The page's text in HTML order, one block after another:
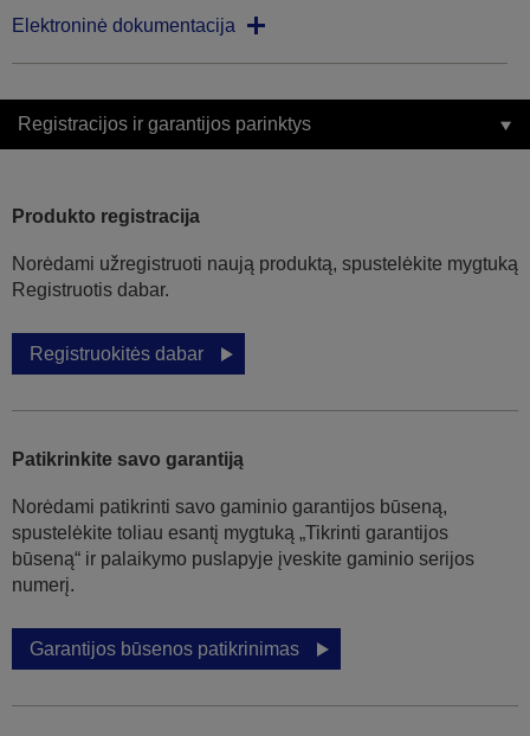
Elektroninė dokumentacija
Registracijos ir garantijos parinktys
Produkto registracija
Norėdami užregistruoti naują produktą, spustelėkite mygtuką
Registruotis dabar.
Registruokitės dabar
Patikrinkite savo garantiją
Norėdami patikrinti savo gaminio garantijos būseną,
spustelėkite toliau esantį mygtuką „Tikrinti garantijos
būseną“ ir palaikymo puslapyje įveskite gaminio serijos
numerį.
Garantijos būsenos patikrinimas